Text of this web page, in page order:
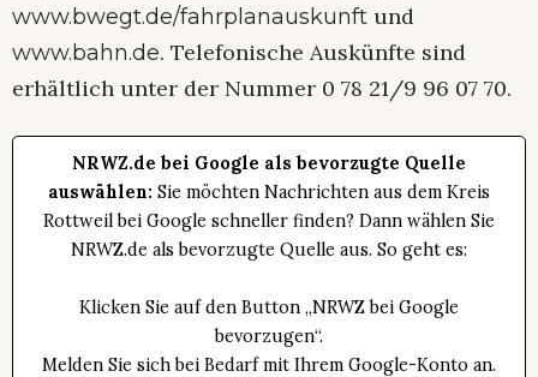
www.bwegt.de/fahrplanauskunft und
www.bahn.de. Telefonische Auskünfte sind
erhältlich unter der Nummer 0 78 21/9 96 07 70.
NRWZ.de bei Google als bevorzugte Quelle
auswählen: Sie möchten Nachrichten aus dem Kreis
Rottweil bei Google schneller finden? Dann wählen Sie
NRWZ.de als bevorzugte Quelle aus. So geht es:
Klicken Sie auf den Button „NRWZ bei Google
bevorzugen“.
Melden Sie sich bei Bedarf mit Ihrem Google-Konto an.